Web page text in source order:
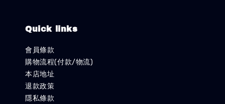
Quick links
會員條款
購物流程(付款/物流)
本店地址
退款政策
隱私條款